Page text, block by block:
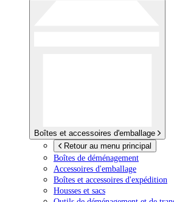
Boîtes et accessoires d'emballage
Retour au menu principal
Boîtes de déménagement
Accessoires d'emballage
Boîtes et accessoires d'expédition
Housses et sacs